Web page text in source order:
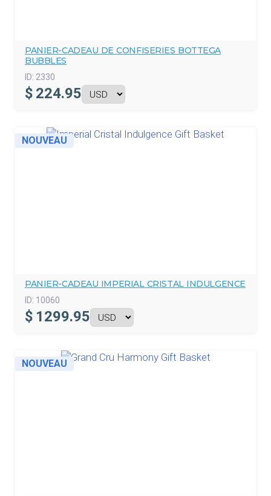
PANIER-CADEAU DE CONFISERIES BOTTEGA
BUBBLES
ID: 2330
$ 224.95
NOUVEAU
PANIER-CADEAU IMPERIAL CRISTAL INDULGENCE
ID: 10060
$ 1299.95
NOUVEAU